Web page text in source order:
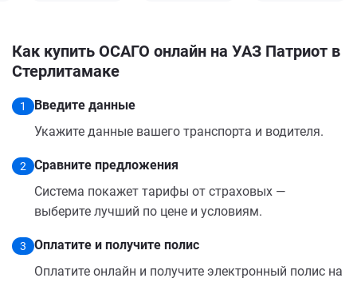
Как купить ОСАГО онлайн на УАЗ Патриот в
Стерлитамаке
1
Введите данные
Укажите данные вашего транспорта и водителя.
2
Сравните предложения
Система покажет тарифы от страховых —
выберите лучший по цене и условиям.
3
Оплатите и получите полис
Оплатите онлайн и получите электронный полис на